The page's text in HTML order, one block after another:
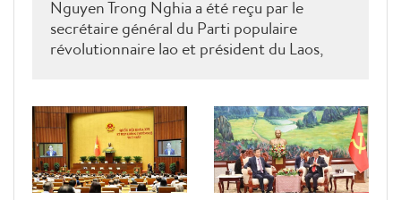
Nguyen Trong Nghia a été reçu par le
secrétaire général du Parti populaire
révolutionnaire lao et président du Laos,
parties ont réaffirmé leur volonté de
renforcer une coopération politico-militaire
étroite et efficace.